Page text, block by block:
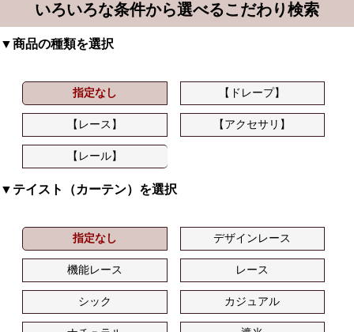
いろいろな条件から選べるこだわり検索
▼商品の種類を選択
指定なし 【ドレープ】
【レース】 【アクセサリ】
【レール】
▼テイスト（カーテン）を選択
指定なし デザインレース
機能レース レース
シック カジュアル